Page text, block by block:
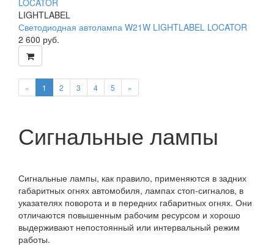
LIGHTLABEL
Светодиодная автолампа W21W LIGHTLABEL LOCATOR
2 600 руб.
« 1 2 3 4 5 »
Сигнальные лампы
Сигнальные лампы, как правило, применяются в задних
габаритных огнях автомобиля, лампах стоп-сигналов, в
указателях поворота и в передних габаритных огнях. Они
отличаются повышенным рабочим ресурсом и хорошо
выдерживают непостоянный или интервальный режим
работы.